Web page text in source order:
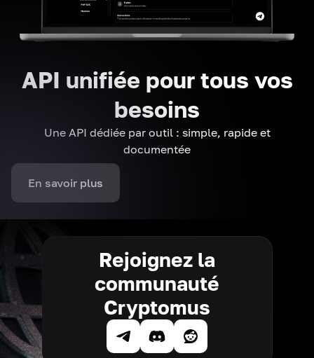
API unifiée pour tous vos
besoins
Une API dédiée par outil : simple, rapide et
documentée
En savoir plus
Rejoignez la
communauté
Cryptomus